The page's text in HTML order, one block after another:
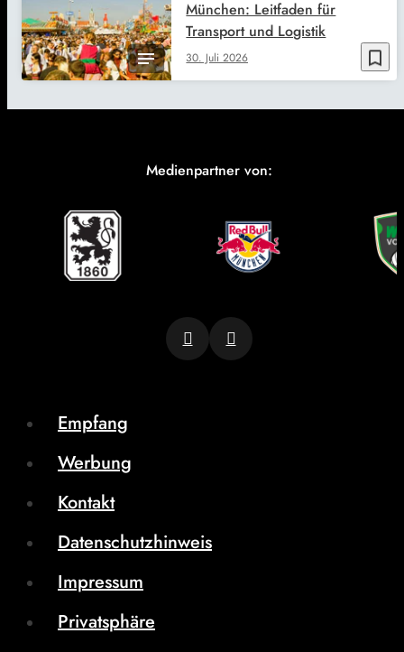
bookmark_border
30. Juli 2026
München: Leitfaden für
Transport und Logistik
Medienpartner von:
Empfang
Werbung
Kontakt
Datenschutzhinweis
Impressum
Privatsphäre